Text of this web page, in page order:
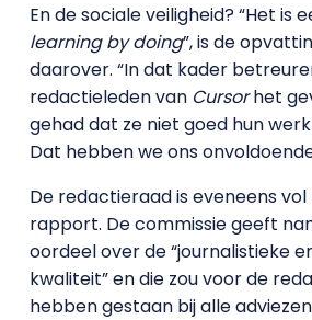
En de sociale veiligheid? “Het is
learning by doing”, is de
daarover. “In dat kader
redactieleden van Cursorhet
gehad dat ze niet goed hun
Dat hebben we ons
De redactieraad is eveneens
rapport. De commissie geeft
oordeel over de “journalistieke
kwaliteit” en die zou voor de
hebben gestaan bij alle